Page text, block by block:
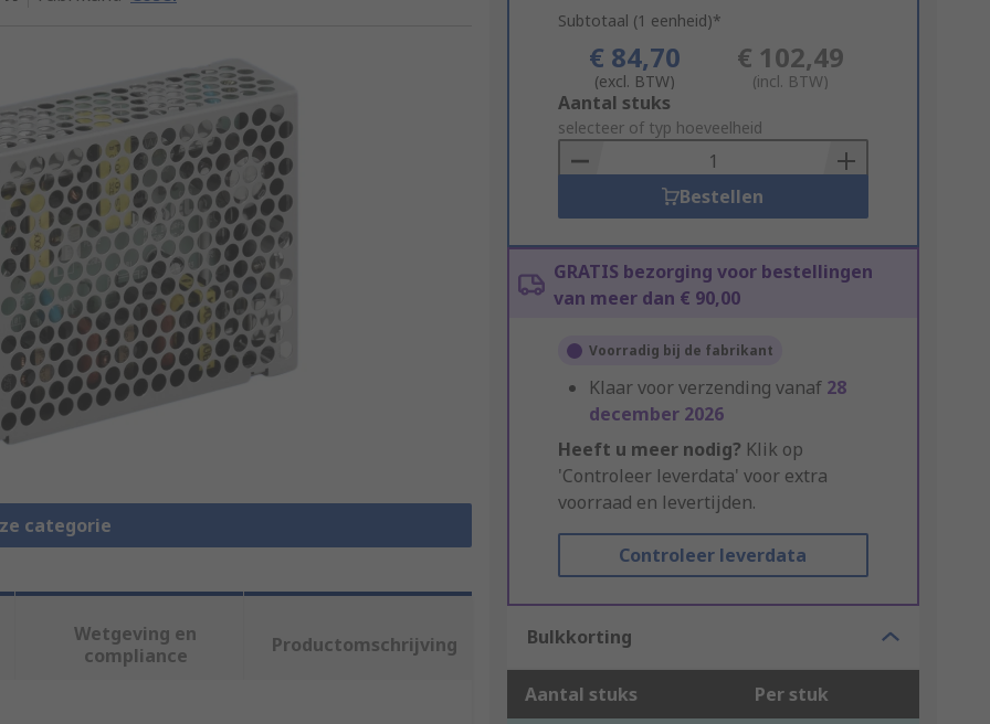
categorie
Subtotaal (1 eenheid)*
€ 84,70
(excl. BTW)
€ 102,49
(incl. BTW)
Add
to
Basket
Aantal stuks
selecteer of typ hoeveelheid
Bestellen
GRATIS bezorging voor bestellingen
van meer dan € 90,00
Voorradig bij de fabrikant
Klaar voor verzending vanaf 28
december 2026
Heeft u meer nodig? Klik op
'Controleer leverdata' voor extra
voorraad en levertijden.
Controleer leverdata
Bulkkorting
Aantal stuks Per stuk
Wetgeving en
compliance
Productomschrijving